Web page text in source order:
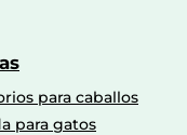
para caballos
para gatos